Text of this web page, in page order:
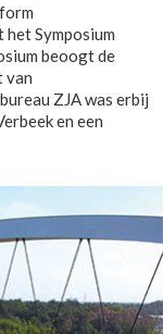
Symposium
beoogt de
van
ZJA was erbij
en een